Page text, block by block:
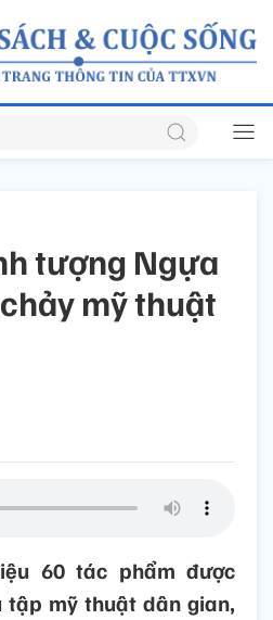
tượng Ngựa
mỹ thuật
60 tác phẩm được
tập mỹ thuật dân gian,